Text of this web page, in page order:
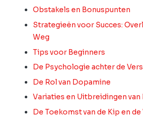
Obstakels en Bonuspunten
Strategieën voor Succes:
Weg
Tips voor Beginners
De Psychologie achter de
De Rol van Dopamine
Variaties en Uitbreidingen
De Toekomst van de Kip en de